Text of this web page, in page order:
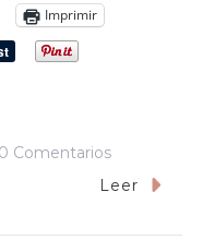
Imprimir
0 ComentariosEn
Mi
Leer